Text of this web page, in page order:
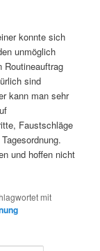
konnte sich
unmöglich
Routineauftrag
sind
kann man sehr
Faustschläge
und hoffen nicht
mit